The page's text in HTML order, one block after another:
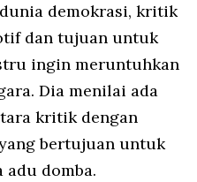
demokrasi, kritik
dan tujuan untuk
ingin meruntuhkan
Dia menilai ada
kritik dengan
bertujuan untuk
domba.